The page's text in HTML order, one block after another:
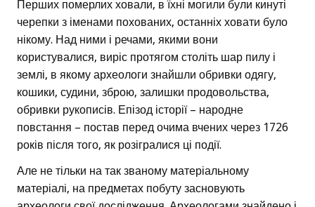
Перших померлих ховали, в їхні могили були кинуті
черепки з іменами похованих, останніх ховати було
нікому. Над ними і речами, якими вони
користувалися, виріс протягом століть шар пилу і
землі, в якому археологи знайшли обривки одягу,
кошики, судини, зброю, залишки продовольства,
обривки рукописів. Епізод історії – народне
повстання – постав перед очима вчених через 1726
років після того, як розігралися ці події.
Але не тільки на так званому матеріальному
матеріалі, на предметах побуту засновують